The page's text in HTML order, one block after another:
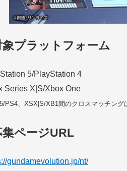
象プラットフォーム
5/PlayStation 4
Series X|S/Xbox One
PS4、XSX|S/XB1間のクロスマッチング
集ページURL
gundamevolution.jp/nt/